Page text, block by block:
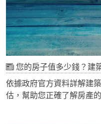
您的房子值多少錢？建築折舊
依據政府官方資料詳解建
估，幫助您正確了解房產